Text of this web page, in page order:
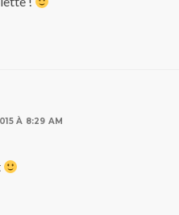
À 8:29 AM